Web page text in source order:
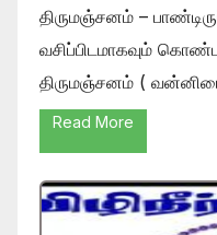
திருமஞ்சனம் –
வசிப்பிடமாகவும்
திருமஞ்சனம் (
Read More